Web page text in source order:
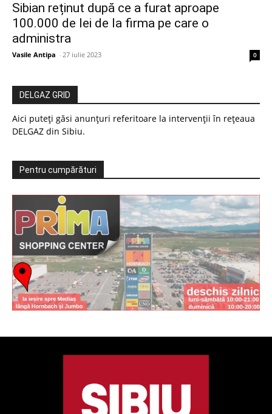
Sibian reținut după ce a furat aproape
100.000 de lei de la firma pe care o
administra
Vasile Antipa - 27 iulie 2023 0
DELGAZ GRID
Aici puteți găsi anunțuri referitoare la intervenții în rețeaua
DELGAZ din Sibiu.
Pentru cumpărături